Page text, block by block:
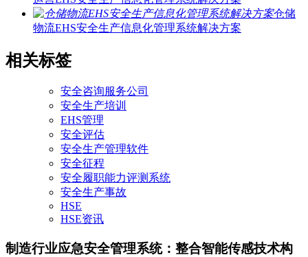
仓储
物流EHS安全生产信息化管理系统解决方案
相关标签
安全咨询服务公司
安全生产培训
EHS管理
安全评估
安全生产管理软件
安全征程
安全履职能力评测系统
安全生产事故
HSE
HSE资讯
制造行业应急安全管理系统：整合智能传感技术构